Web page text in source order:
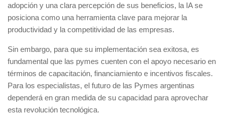
adopción y una clara percepción de sus beneficios, la IA se
posiciona como una herramienta clave para mejorar la
productividad y la competitividad de las empresas.
Sin embargo, para que su implementación sea exitosa, es
fundamental que las pymes cuenten con el apoyo necesario en
términos de capacitación, financiamiento e incentivos fiscales.
Para los especialistas, el futuro de las Pymes argentinas
dependerá en gran medida de su capacidad para aprovechar
esta revolución tecnológica.